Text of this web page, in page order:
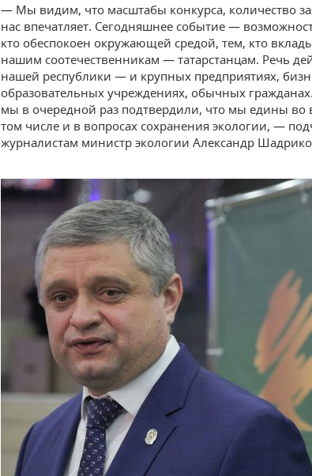
— Мы видим, что масштабы конкурса, количество
нас впечатляет. Сегодняшнее событие —
кто обеспокоен окружающей средой, тем, кто
нашим соотечественникам — татарстанцам. Речь
нашей республики — и крупных предприятиях,
образовательных учреждениях, обычных
мы в очередной раз подтвердили, что мы едины во
том числе и в вопросах сохранения экологии, —
журналистам министр экологии Александр